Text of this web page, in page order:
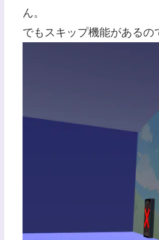
ん。
でもスキップ機能があるの